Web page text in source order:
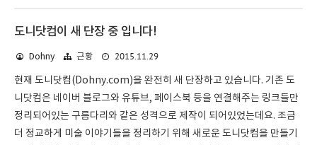
도니닷컴이 새 단장 중 입니다!
Dohny 근황 2015.11.29
현재 도니닷컴(Dohny.com)을 완전히 새 단장하고 있습니다. 기존 도
니닷컴은 네이버 블로그와 유튜브, 페이스북 등을 연결해주는 링크들만
정리되어있는 구름다리와 같은 성격으로 제작이 되어있었는데요. 조금
더 정교하게 미술 이야기들을 정리하기 위해 새로운 도니닷컴을 만들기